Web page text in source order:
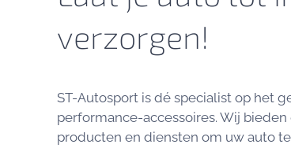
verzorgen!
ST-Autosport is dé specialist op het
performance-accessoires. Wij bieden
producten en diensten om uw auto